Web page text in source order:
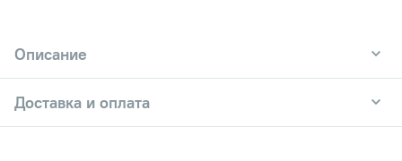
Описание
Доставка и оплата